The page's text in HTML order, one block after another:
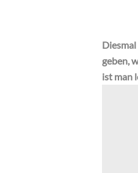
geben,
ist man